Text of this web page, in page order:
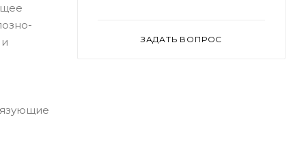
ЗАДАТЬ ВОПРОС